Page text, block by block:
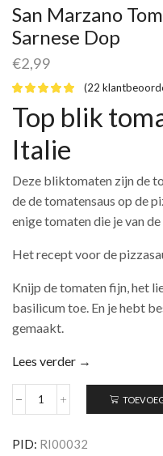
San Marzano
Sarnese Dop
€2,99
(22
Top blik
Italie
Deze bliktomaten zijn de
de de tomatensaus op de
enige tomaten die je van
Het recept voor de
Knijp de tomaten fijn, het
basilicum toe. En je hebt
gemaakt.
Lees verder →
San
Agro
PID: RI00032